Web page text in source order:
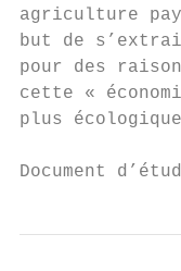
agriculture
but de
pour des
cette «
plus
Document